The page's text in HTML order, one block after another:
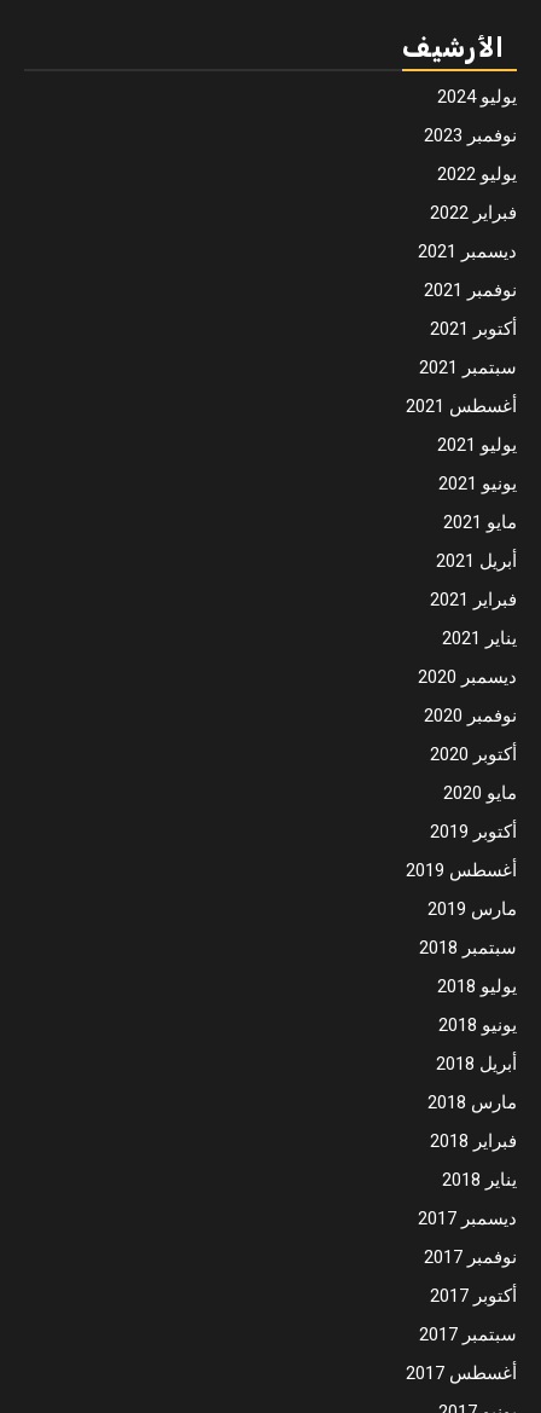
الأرشيف
يوليو 2024
نوفمبر 2023
يوليو 2022
فبراير 2022
ديسمبر 2021
نوفمبر 2021
أكتوبر 2021
سبتمبر 2021
أغسطس 2021
يوليو 2021
يونيو 2021
مايو 2021
أبريل 2021
فبراير 2021
يناير 2021
ديسمبر 2020
نوفمبر 2020
أكتوبر 2020
مايو 2020
أكتوبر 2019
أغسطس 2019
مارس 2019
سبتمبر 2018
يوليو 2018
يونيو 2018
أبريل 2018
مارس 2018
فبراير 2018
يناير 2018
ديسمبر 2017
نوفمبر 2017
أكتوبر 2017
سبتمبر 2017
أغسطس 2017